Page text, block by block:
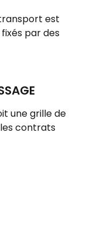
est
par des
une grille de
contrats